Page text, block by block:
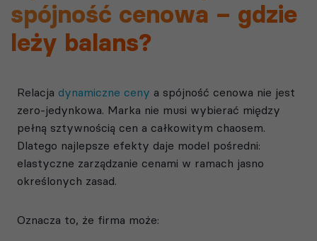
spójność cenowa – gdzie
leży balans?
Relacja dynamiczne ceny a spójność cenowa nie jest
zero-jedynkowa. Marka nie musi wybierać między
pełną sztywnością cen a całkowitym chaosem.
Dlatego najlepsze efekty daje model pośredni:
elastyczne zarządzanie cenami w ramach jasno
określonych zasad.
Oznacza to, że firma może: